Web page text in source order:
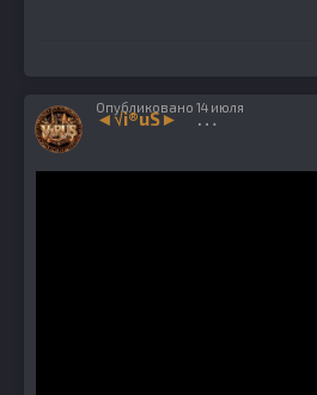
◄√i®uS► 1224
Опубликовано 14 июля